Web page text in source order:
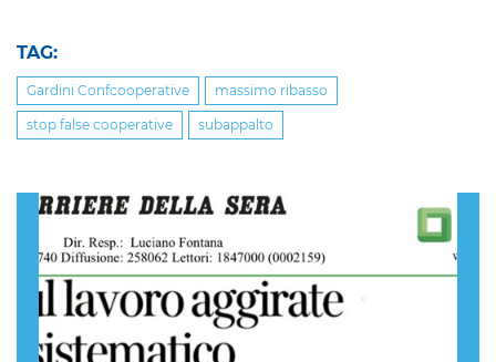
TAG:
Gardini Confcooperative massimo ribasso
stop false cooperative subappalto
Previous